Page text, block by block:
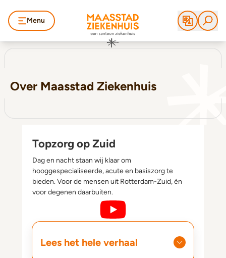
Menu
Over Maasstad Ziekenhuis
Topzorg op Zuid
Dag en nacht staan wij klaar om
hooggespecialiseerde, acute en basiszorg te
bieden. Voor de mensen uit Rotterdam-Zuid, én
voor degenen daarbuiten.
Topzorg op Zuid
Lees het hele verhaal